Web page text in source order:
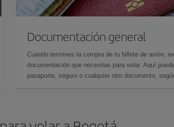
Documentación general
Cuando termines la compra de tu billete de avión,
documentación que necesitas para volar. Aquí
pasaporte, seguro o cualquier otro documento,